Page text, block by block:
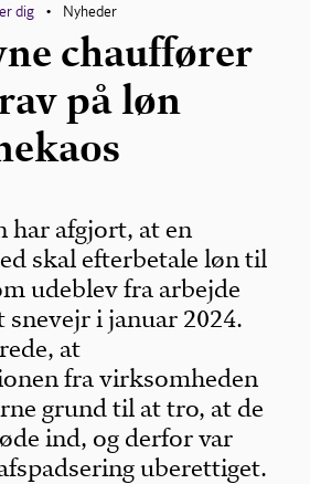
dig • Nyheder
chauffører
på løn
har afgjort, at en
skal efterbetale løn til
udeblev fra arbejde
i januar 2024.
at
fra virksomheden
grund til at tro, at de
ind, og derfor var
uberettiget.